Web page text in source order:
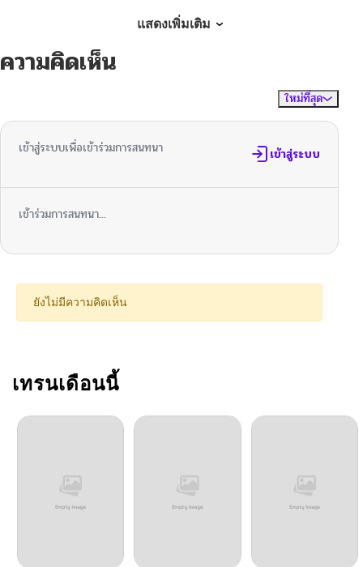
ตอนที่ 18
10/24/2024
ตอนที่ 16 10/24/2024
10/24/2024
ตอนที่ 13 10/24/2024
ตอนที่ 11
ตอนที่ 10
10/23/2024
ตอนที่ 7
แสดงเพิ่มเติม
ความคิดเห็น
ใหม่ที่สุด
เข้าสู่ระบบเพื่อเข้าร่วมการสนทนา เข้าสู่ระบบ
เข้าร่วมการสนทนา...
ยังไม่มีความคิดเห็น
เทรนเดือนนี้